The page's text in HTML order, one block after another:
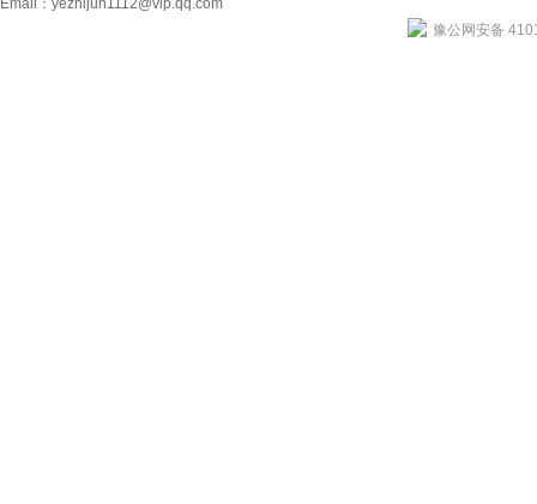
Email： yezhijun1112@vip.qq.com
豫公网安备